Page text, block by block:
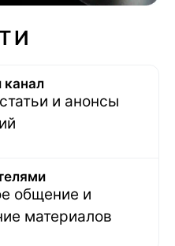
канал
и анонсы
общение и
материалов